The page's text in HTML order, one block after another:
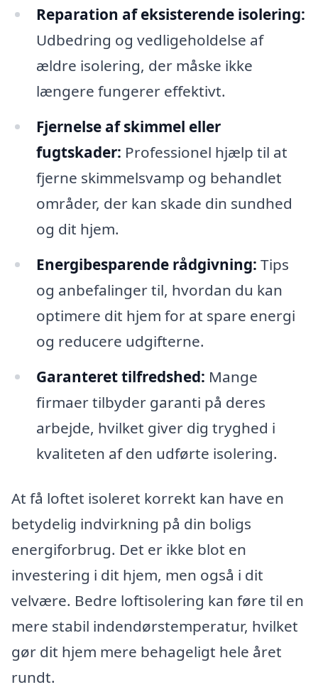
Reparation af eksisterende isolering:
Udbedring og vedligeholdelse af
ældre isolering, der måske ikke
længere fungerer effektivt.
Fjernelse af skimmel eller
fugtskader: Professionel hjælp til at
fjerne skimmelsvamp og behandlet
områder, der kan skade din sundhed
og dit hjem.
Energibesparende rådgivning: Tips
og anbefalinger til, hvordan du kan
optimere dit hjem for at spare energi
og reducere udgifterne.
Garanteret tilfredshed: Mange
firmaer tilbyder garanti på deres
arbejde, hvilket giver dig tryghed i
kvaliteten af den udførte isolering.
At få loftet isoleret korrekt kan have en
betydelig indvirkning på din boligs
energiforbrug. Det er ikke blot en
investering i dit hjem, men også i dit
velvære. Bedre loftisolering kan føre til en
mere stabil indendørstemperatur, hvilket
gør dit hjem mere behageligt hele året
rundt.